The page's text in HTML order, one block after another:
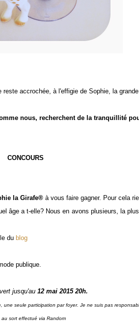
accrochée, à l'effigie de Sophie, la
nous, recherchent de la tranquillité
CONCOURS
la Girafe® à vous faire gagner. Pour cela
âge a t-elle? Nous en avons plusieurs, la
du blog
publique.
jusqu'au12 mai 2015 20h.
une seule participation par foyer. Je ne suis pas
au sort effectué via Random